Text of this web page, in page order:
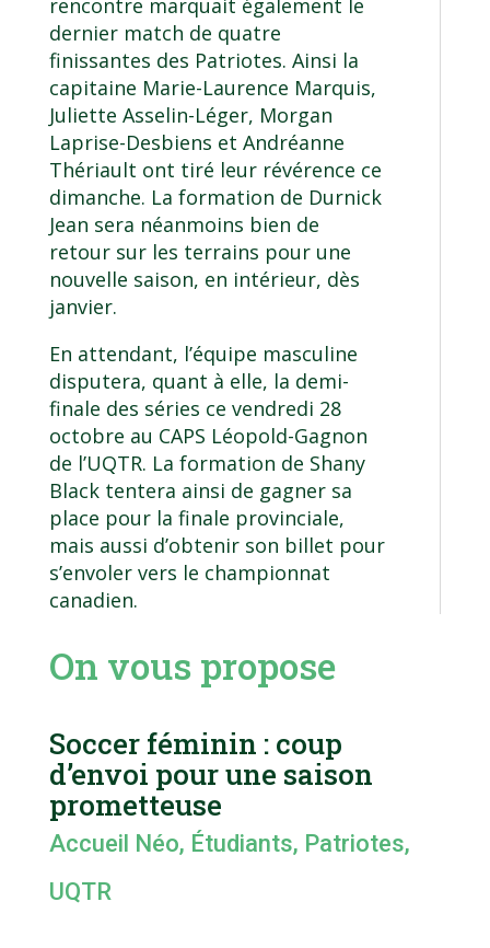
rencontre marquait également le
dernier match de quatre
finissantes des Patriotes. Ainsi la
capitaine Marie-Laurence Marquis,
Juliette Asselin-Léger, Morgan
Laprise-Desbiens et Andréanne
Thériault ont tiré leur révérence ce
dimanche. La formation de Durnick
Jean sera néanmoins bien de
retour sur les terrains pour une
nouvelle saison, en intérieur, dès
janvier.
En attendant, l’équipe masculine
disputera, quant à elle, la demi-
finale des séries ce vendredi 28
octobre au CAPS Léopold-Gagnon
de l’UQTR. La formation de Shany
Black tentera ainsi de gagner sa
place pour la finale provinciale,
mais aussi d’obtenir son billet pour
s’envoler vers le championnat
canadien.
On vous propose
Soccer féminin : coup
d’envoi pour une saison
prometteuse
Accueil Néo, Étudiants, Patriotes,
UQTR